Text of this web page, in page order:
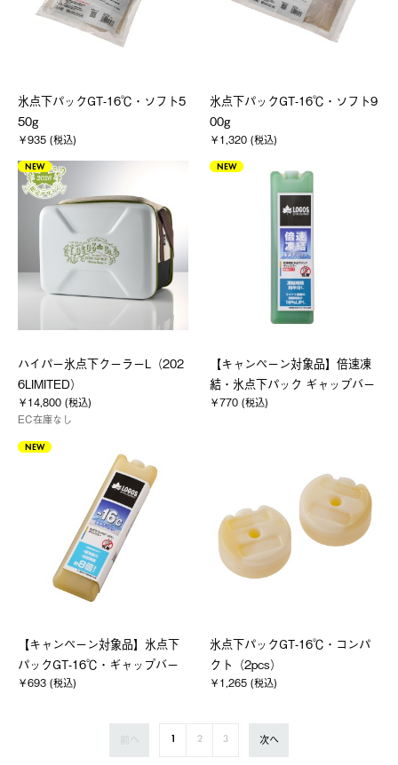
氷点下パックGT-16℃・ソフト5
50g
￥935 (税込)
氷点下パックGT-16℃・ソフト9
00g
￥1,320 (税込)
NEW
ハイパー氷点下クーラーL（202
6LIMITED）
￥14,800 (税込)
EC在庫なし
NEW
【キャンペーン対象品】倍速凍
結・氷点下パック ギャップバー
￥770 (税込)
NEW
【キャンペーン対象品】氷点下
パックGT-16℃・ギャップバー
￥693 (税込)
氷点下パックGT-16℃・コンパ
クト（2pcs）
￥1,265 (税込)
前へ 1 2 3 次へ